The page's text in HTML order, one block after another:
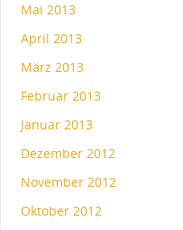
Mai 2013
April 2013
März 2013
Februar 2013
Januar 2013
Dezember 2012
November 2012
Oktober 2012